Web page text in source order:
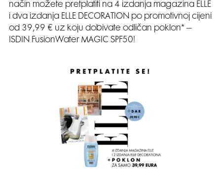
način možete pretplatiti na 4 izdanja magazina ELLE
i dva izdanja ELLE DECORATION po promotivnoj cijeni
od 39,99 € uz koju dobivate odličan poklon* –
ISDIN FusionWater MAGIC SPF50!